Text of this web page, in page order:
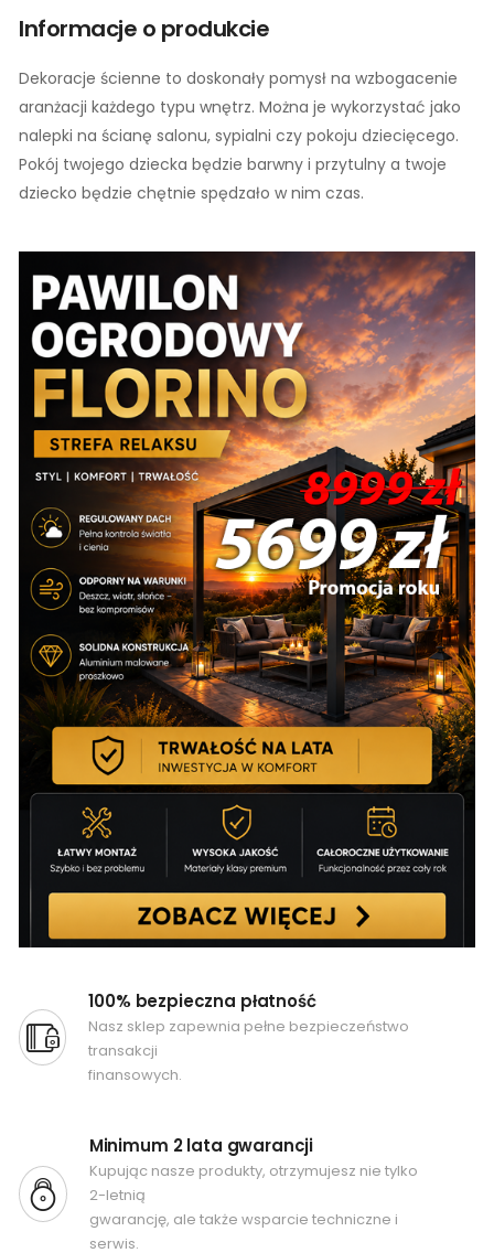
Informacje o produkcie
Dekoracje ścienne to doskonały pomysł na wzbogacenie
aranżacji każdego typu wnętrz. Można je wykorzystać jako
nalepki na ścianę salonu, sypialni czy pokoju dziecięcego.
Pokój twojego dziecka będzie barwny i przytulny a twoje
dziecko będzie chętnie spędzało w nim czas.
100% bezpieczna płatność
Nasz sklep zapewnia pełne bezpieczeństwo
transakcji
finansowych.
Minimum 2 lata gwarancji
Kupując nasze produkty, otrzymujesz nie tylko
2-letnią
gwarancję, ale także wsparcie techniczne i
serwis.